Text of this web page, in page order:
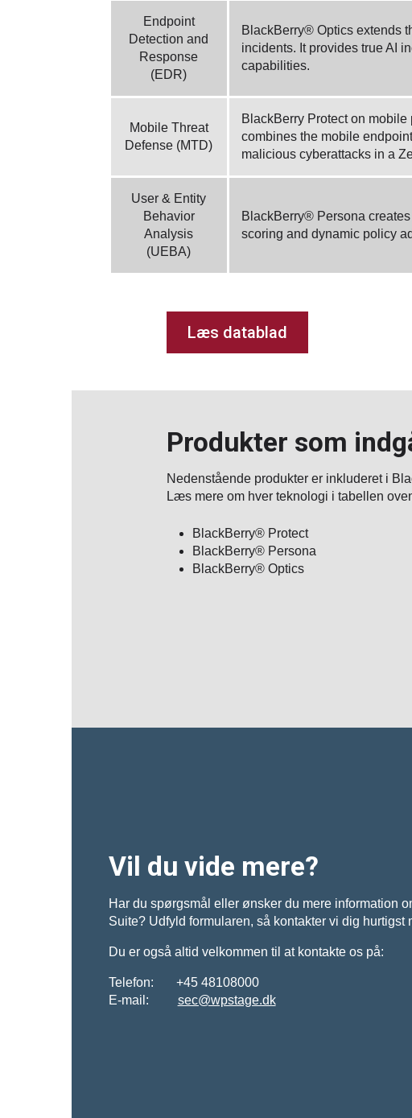
Endpoint
Detection and
Response
(EDR)
BlackBerry® Optics extends
incidents. It provides true AI
capabilities.
Mobile Threat
Defense (MTD)
BlackBerry Protect on
combines the mobile
malicious cyberattacks in a
User & Entity
Behavior
Analysis
(UEBA)
BlackBerry® Persona
scoring and dynamic policy
Læs datablad
Produkter som
Nedenstående produkter er inkluderet i
Læs mere om hver teknologi i tabellen
BlackBerry® Protect
BlackBerry® Persona
BlackBerry® Optics
Vil du vide mere?
Har du spørgsmål eller ønsker du mere information
Suite? Udfyld formularen, så kontakter vi dig hurtigst
Du er også altid velkommen til at kontakte os på:
Telefon: +45 48108000
E-mail: sec@wpstage.dk